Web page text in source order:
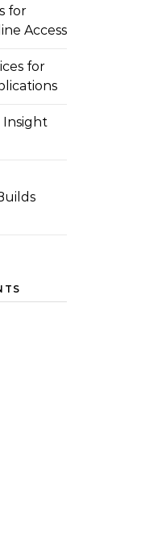
for
Access
for
Insight